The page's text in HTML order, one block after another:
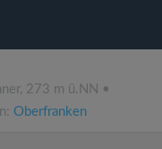
273 m ü.NN •
Oberfranken